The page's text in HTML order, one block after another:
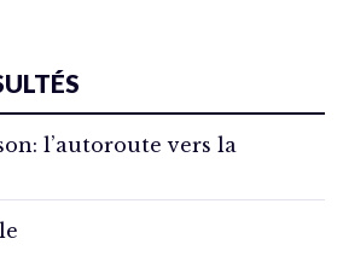
l’autoroute vers la